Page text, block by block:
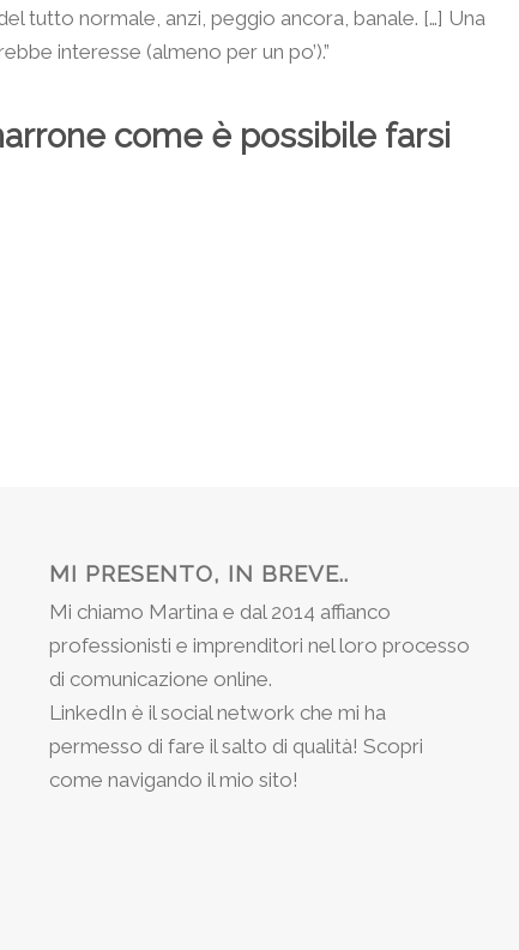
tutto normale, anzi, peggio ancora, banale. […] Una
interesse (almeno per un po’).”
come è possibile farsi
MI PRESENTO, IN BREVE..
Mi chiamo Martina e dal 2014 affianco
professionisti e imprenditori nel loro processo
di comunicazione online.
LinkedIn è il social network che mi ha
permesso di fare il salto di qualità! Scopri
come navigando il mio sito!